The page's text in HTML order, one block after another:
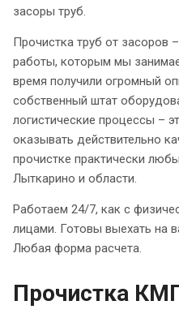
засоры труб.
Прочистка труб от засоров
работы, которым мы
время получили огромный
собственный штат
логистические процессы –
оказывать действительно
прочистке практически
Лыткарино и области.
Работаем 24/7, как с
лицами. Готовы выехать на
Любая форма расчета.
Прочистка